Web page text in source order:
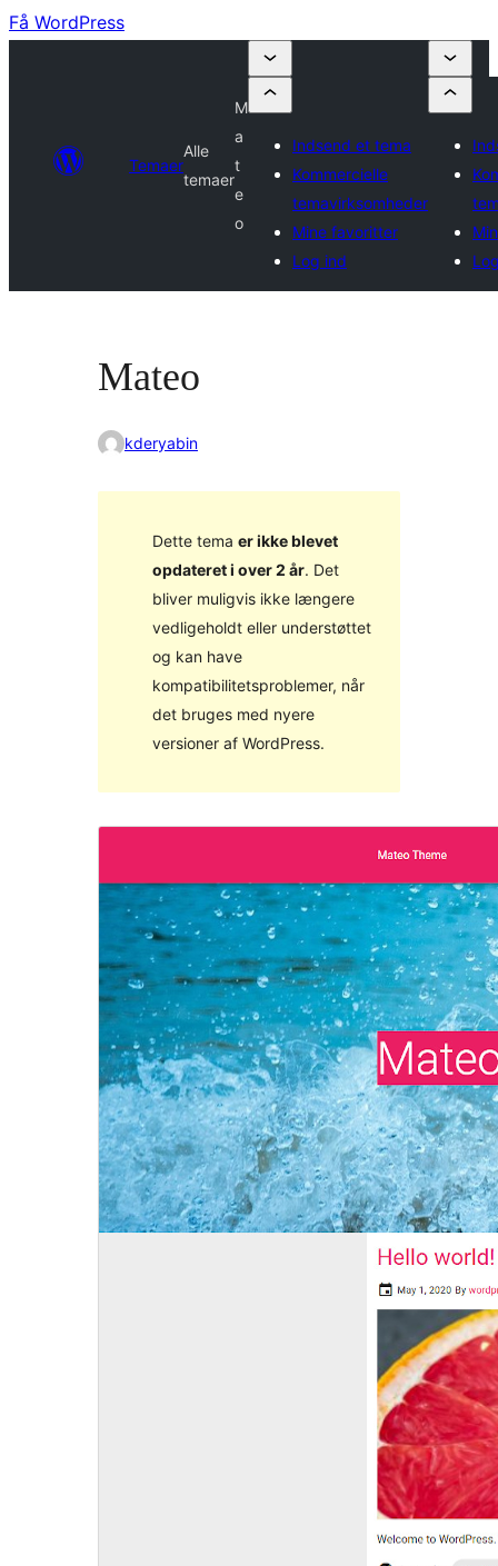
Få WordPress
Temaer
Alle
temaer
M
a
t
e
o
Indsend et tema
Kommercielle
temavirksomheder
Mine favoritter
Log ind
Mateo
kderyabin
Dette tema er ikke blevet
opdateret i over 2 år. Det
bliver muligvis ikke længere
vedligeholdt eller understøttet
og kan have
kompatibilitetsproblemer, når
det bruges med nyere
versioner af WordPress.